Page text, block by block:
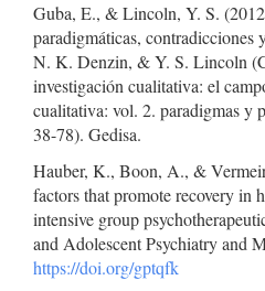
Guba, E., & Lincoln, Y. S.
paradigmáticas, contradicciones
N. K. Denzin, & Y. S. Lincoln
investigación cualitativa: el
cualitativa: vol. 2. paradigmas y
38-78). Gedisa.
Hauber, K., Boon, A., &
factors that promote recovery in
intensive group
and Adolescent Psychiatry and
https://doi.org/gptqfk